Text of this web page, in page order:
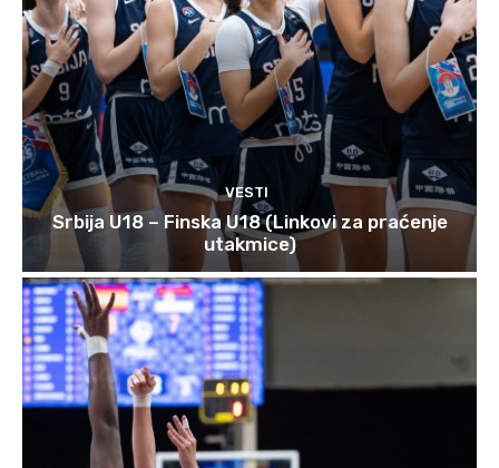
VESTI
Srbija U18 – Finska U18 (Linkovi za praćenje
utakmice)